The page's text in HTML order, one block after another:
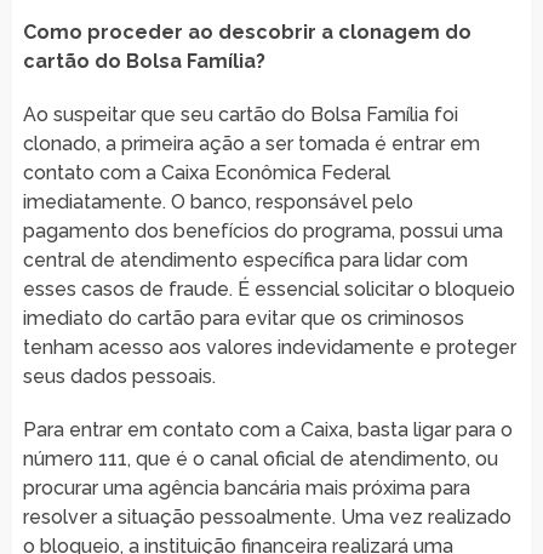
Como proceder ao descobrir a clonagem do
cartão do Bolsa Família?
Ao suspeitar que seu cartão do Bolsa Família foi
clonado, a primeira ação a ser tomada é entrar em
contato com a Caixa Econômica Federal
imediatamente. O banco, responsável pelo
pagamento dos benefícios do programa, possui uma
central de atendimento específica para lidar com
esses casos de fraude. É essencial solicitar o bloqueio
imediato do cartão para evitar que os criminosos
tenham acesso aos valores indevidamente e proteger
seus dados pessoais.
Para entrar em contato com a Caixa, basta ligar para o
número 111, que é o canal oficial de atendimento, ou
procurar uma agência bancária mais próxima para
resolver a situação pessoalmente. Uma vez realizado
o bloqueio, a instituição financeira realizará uma